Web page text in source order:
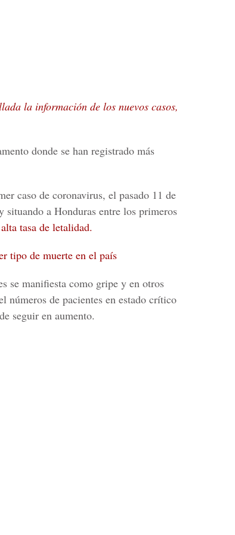
la información de los nuevos casos,
donde se han registrado más
caso de coronavirus, el pasado 11 de
situando a Honduras entre los primeros
alta tasa de letalidad.
tipo de muerte en el país
se manifiesta como gripe y en otros
de pacientes en estado crítico
seguir en aumento.